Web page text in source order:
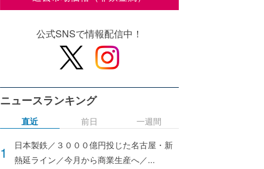
公式SNSで情報配信中！
ニュースランキング
直近
日本製鉄／３０００億円投じた名古屋・新
熱延ライン／今月から商業生産へ／...
前日 一週間